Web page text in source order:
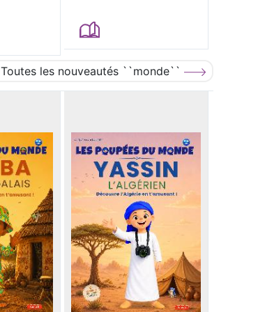
Toutes les nouveautés ``monde``